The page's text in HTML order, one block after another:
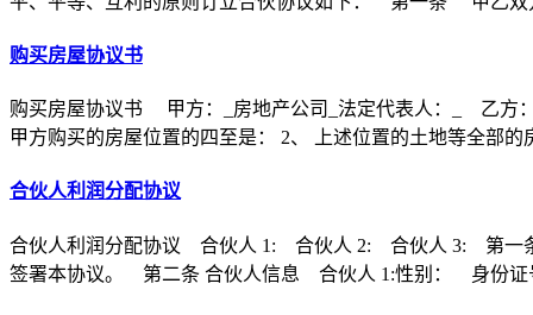
购买房屋协议书
购买房屋协议书 甲方：_房地产公司_法定代表人：_ 乙方
甲方购买的房屋位置的四至是： 2、 上述位置的土地等全部的
合伙人利润分配协议
合伙人利润分配协议 合伙人 1: 合伙人 2: 合伙人 3: 第一条
签署本协议。 第二条 合伙人信息 合伙人 1:性别： 身份